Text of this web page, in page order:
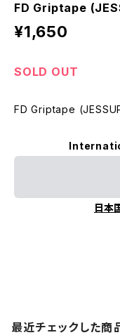
FD Griptape
¥1,650
SOLD OUT
FD Griptape
日本
最近チェックした商